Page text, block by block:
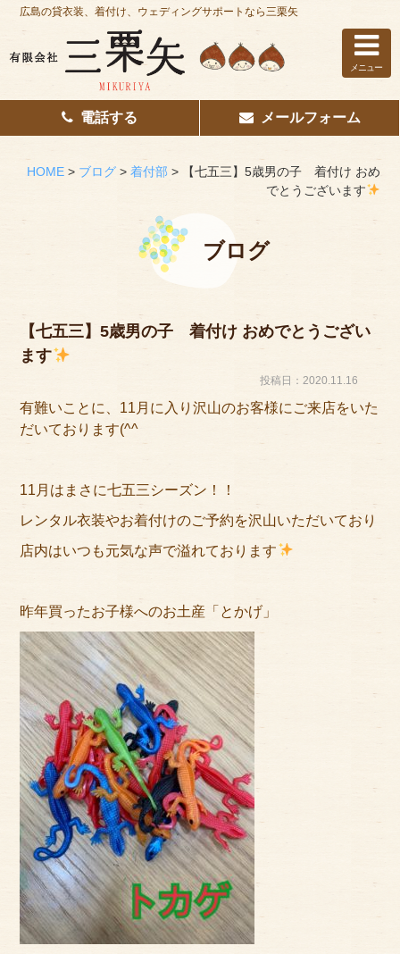
ホーム
はじめての方へ
着付け/教室
その他サービス
アクセス
よくある質問
ブログ
今月のオススメ衣装
成人式特設ページ
お問い合わせ
お客様の声
プライバシーポリシー
サイトマップ
広島の貸衣装、着付け、ウェディングサポートなら三栗矢
メニュー
電話する メールフォーム
HOME> ブログ> 着付部 >
【七五三】5歳男の子 着付け おめ
でとうございます
ブログ
【七五三】5歳男の子 着付け おめでとうござい
ます
投稿日：2020.11.16
有難いことに、11月に入り沢山のお客様にご来店をいた
だいております(^^
11月はまさに七五三シーズン！！
レンタル衣装やお着付けのご予約を沢山いただいており
店内はいつも元気な声で溢れております
昨年買ったお子様へのお土産「とかげ」